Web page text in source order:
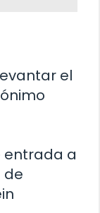
el
entrada a
de